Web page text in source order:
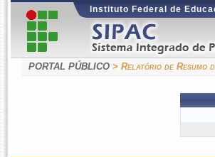
Instituto Federal de
PORTAL PÚBLICO > Relatório de Resumo